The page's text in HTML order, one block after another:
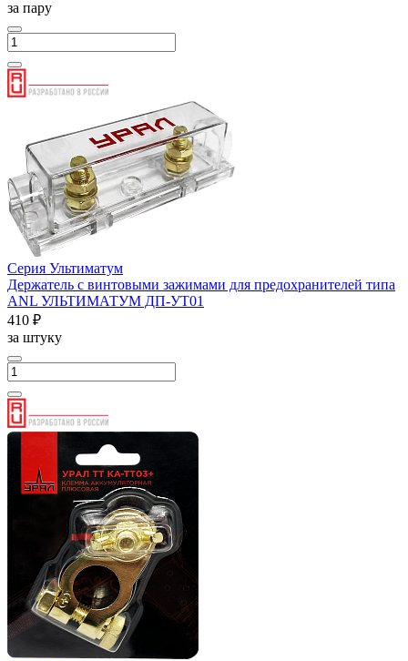
за пару
Серия Ультиматум
Держатель с винтовыми зажимами для предохранителей типа
ANL УЛЬТИМАТУМ ДП-УТ01
410 ₽
за штуку